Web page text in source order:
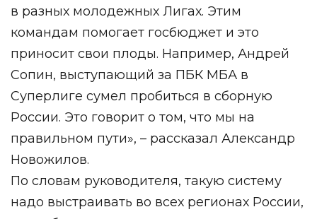
в разных молодежных Лигах. Этим
командам помогает госбюджет и это
приносит свои плоды. Например, Андрей
Сопин, выступающий за ПБК МБА в
Суперлиге сумел пробиться в сборную
России. Это говорит о том, что мы на
правильном пути», – рассказал Александр
Новожилов.
По словам руководителя, такую систему
надо выстраивать во всех регионах России,